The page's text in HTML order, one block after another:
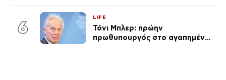
6
LIFE
Τόνι Μπλερ: πρώην
πρωθυπουργός στο αγαπημένο